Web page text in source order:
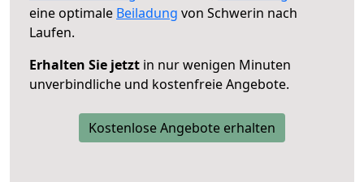
eine optimale Beiladung von Schwerin nach
Laufen.
Erhalten Sie jetzt in nur wenigen Minuten
unverbindliche und kostenfreie Angebote.
Kostenlose Angebote erhalten